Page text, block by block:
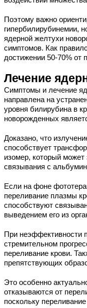
Поэтому важно
гипербилирубинемии,
ядерной желтухи
симптомов. Как
достижении 50-70% от
Лечение
Симптомы и лечение
направлена на
уровня билирубина в
новорожденных
Доказано, что
способствует
изомер, который может
связывания с
Если на фоне
переливание плазмы
способствуют
выведением его из
При неэффективности
стремительном
переливание крови.
препятствующих
Это особенно
отказываются от
поскольку